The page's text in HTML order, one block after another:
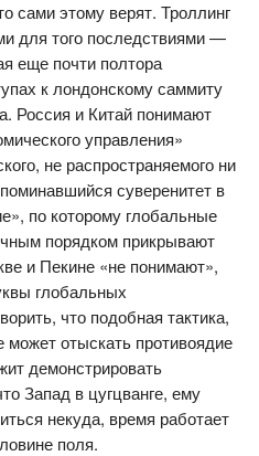
сами этому верят. Троллинг
для того последствиями —
еще почти полтора
к лондонскому саммиту
Россия и Китай понимают
управления»
не распространяемого ни
суверенитет в
по которому глобальные
порядком прикрывают
и Пекине «не понимают»,
глобальных
что подобная тактика,
может отыскать противоядие
демонстрировать
Запад в цугцванге, ему
некуда, время работает
поля.